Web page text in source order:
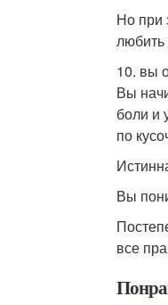
Но при
любить
10. вы
Вы
боли и
по
Вы
все